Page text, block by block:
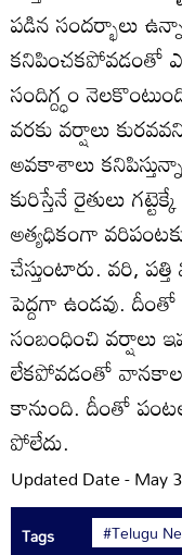
పడిన సందర్భాలు
కనిపించకపోవడంతో
సందిగ్ద్ధం
వరకు వర్షాలు
అవకాశాలు
కురిస్తేనే రైతులు
అత్యధికంగా
చేస్తుంటారు. వరి,
పెద్దగా ఉండవు.
సంబంధించి వర్షాలు
లేకపోవడంతో
కానుంది. దీంతో
పోలేదు.
Updated Date - May
Tags #Telugu